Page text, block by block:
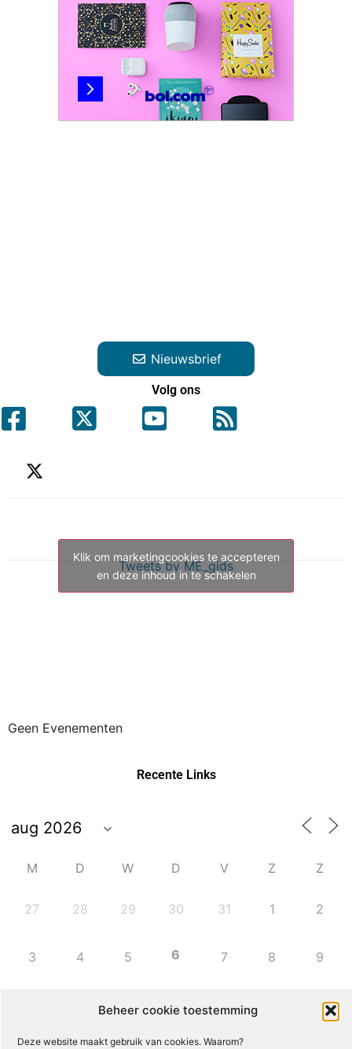
Beheer cookie toestemming
Deze website maakt gebruik van cookies. Waarom?
Nieuwsbrief
Volg ons
Tweets by ME_gids
Klik om marketingcookies te accepteren
en deze inhoud in te schakelen
Geen Evenementen
Recente Links
M D W D V Z Z
27 28 29 30 31 1 2
3 4 5 6 7 8 9
12 13 14 16